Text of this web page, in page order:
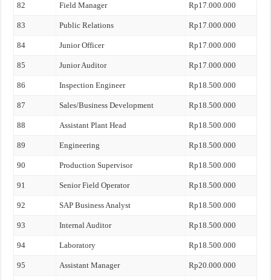
82 Field Manager Rp17.000.000
83 Public Relations Rp17.000.000
84 Junior Officer Rp17.000.000
85 Junior Auditor Rp17.000.000
86 Inspection Engineer Rp18.500.000
87 Sales/Business Development Rp18.500.000
88 Assistant Plant Head Rp18.500.000
89 Engineering Rp18.500.000
90 Production Supervisor Rp18.500.000
91 Senior Field Operator Rp18.500.000
92 SAP Business Analyst Rp18.500.000
93 Internal Auditor Rp18.500.000
94 Laboratory Rp18.500.000
95 Assistant Manager Rp20.000.000